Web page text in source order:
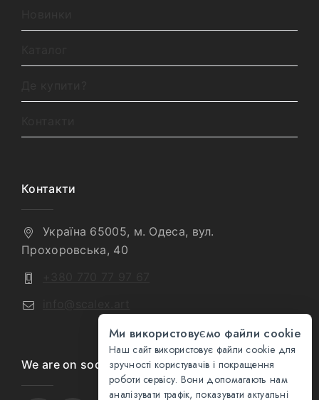
Контакти
Україна 65005, м. Одеса, вул.
Прохоровська, 40
We are on social media
Ми використовуємо файли cookie
Наш сайт використовує файли cookie для
зручності користувачів і покращення
роботи сервісу. Вони допомагають нам
аналізувати трафік, показувати актуальні